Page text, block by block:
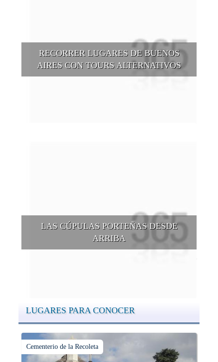
RECORRER LUGARES DE BUENOS
AIRES CON TOURS ALTERNATIVOS
LAS CÚPULAS PORTEÑAS DESDE
ARRIBA
LUGARES PARA CONOCER
Cementerio de la Recoleta